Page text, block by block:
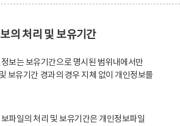
의 처리 및 보유기간
보는 보유기간으로 명시된 범위내에서만
보유기간 경과의 경우 지체 없이 개인정보를
파일의 처리 및 보유기간은 개인정보파일